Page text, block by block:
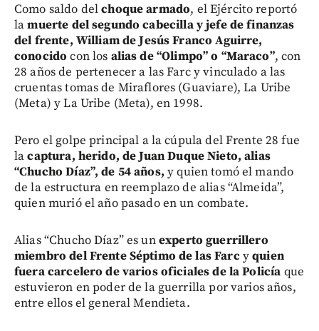
Como saldo delchoque armado, el Ejército reportó
lamuerte del segundo cabecilla y jefe de finanzas
del frente, William de Jesús Franco Aguirre,
conocido con los alias de “Olimpo” o “Maraco”, con
28 años de pertenecer a las Farc y vinculado a las
cruentas tomas de Miraflores (Guaviare), La Uribe
(Meta) y La Uribe (Meta), en 1998.
Pero el golpe principal a la cúpula del Frente 28 fue
lacaptura, herido, de Juan Duque Nieto, alias
“Chucho Díaz”, de 54 años, y quien tomó el mando
de la estructura en reemplazo de alias “Almeida”,
quien murió el año pasado en un combate.
Alias “Chucho Díaz” es unexperto guerrillero
miembro del Frente Séptimo de las Farcyquien
fuera carcelero de varios oficiales de la Policía que
estuvieron en poder de la guerrilla por varios años,
entre ellos el general Mendieta.